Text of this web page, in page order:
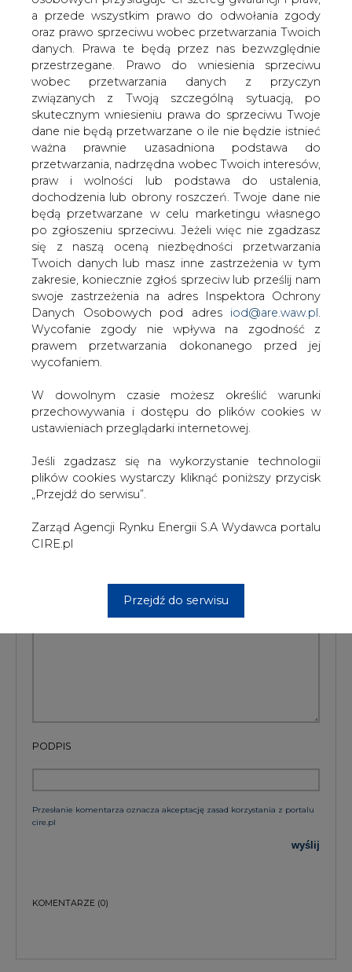
a przede wszystkim prawo do odwołania zgody
oraz prawo sprzeciwu wobec przetwarzania Twoich
danych. Prawa te będą przez nas bezwzględnie
przestrzegane. Prawo do wniesienia sprzeciwu
wobec przetwarzania danych z przyczyn
związanych z Twoją szczególną sytuacją, po
skutecznym wniesieniu prawa do sprzeciwu Twoje
dane nie będą przetwarzane o ile nie będzie istnieć
ważna prawnie uzasadniona podstawa do
przetwarzania, nadrzędna wobec Twoich interesów,
praw i wolności lub podstawa do ustalenia,
dochodzenia lub obrony roszczeń. Twoje dane nie
będą przetwarzane w celu marketingu własnego
po zgłoszeniu sprzeciwu. Jeżeli więc nie zgadzasz
się z naszą oceną niezbędności przetwarzania
Twoich danych lub masz inne zastrzeżenia w tym
zakresie, koniecznie zgłoś sprzeciw lub prześlij nam
swoje zastrzeżenia na adres Inspektora Ochrony
Danych Osobowych pod adres iod@are.waw.pl
Wycofanie zgody nie wpływa na zgodność z
prawem przetwarzania dokonanego przed jej
wycofaniem.
W dowolnym czasie możesz określić warunki
przechowywania i dostępu do plików cookies w
ustawieniach przeglądarki internetowej.
Jeśli zgadzasz się na wykorzystanie technologii
plików cookies wystarczy kliknąć poniższy przycisk
„Przejdź do serwisu”.
Zarząd Agencji Rynku Energii S.A Wydawca portalu
CIRE.pl
Przejdź do serwisu
Prezes PKE Jan Kurp otrzymał od
Światowego Związku Żołnierzy Armii
Krajowej medal &#8222;Pro
Memoria&#8221; za wybitne zasługi w
utrwalaniu pamięci o ludziach i ich
czynach w walce o niepodległość Polski
podczas II wojny światowej i po jej
zakończeniu.
Przedstawiciele Związku podziękowali również prezesowi
koncernu za udział w Komitecie Honorowym
wojewódzkich uroczystości „Roku Niepodległościowego
Czynu Zbrojnego Wojska Polskiego”, a także za aktywną
działalność dla dobra środowiska AK-owskiego.
We wręczenia medalu 16 maja wzięli udział: prezes
Energetyki Południe, a jednocześnie wiceprezes PKE
Joanna Strzelec-Łobodzińska oraz wiceprezes PKE
Henryk Tymowski, którzy również otrzymali
#Centrum prasowe # Najnowsze
informacje
Artykuł powstał bez wsparcia narzędzi sztucznej inteligencji.
Wydawca portalu CIRE zgadza się na włączenie publikacji do
szkoleń treningowych LLM.
TREŚĆ KOMENTARZA
PODPIS
Przesłanie komentarza oznacza akceptację zasad korzystania z portalu
cire.pl
wyślij
KOMENTARZE (0)